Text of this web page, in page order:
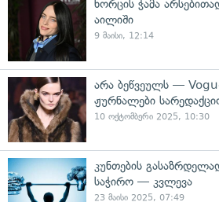
ხორცის ჭამა
აილიში
9 მაისი, 12:14
არა ბეწვეულს —
ჟურნალები
10 ოქტომბერი 2025, 10:30
კუნთების
საჭირო — კვლევა
23 მაისი 2025, 07:49